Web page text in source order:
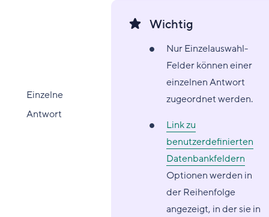
Einzelne
Antwort
Wichtig
Nur Einzelauswahl-
Felder können einer
einzelnen Antwort
zugeordnet werden.
Link zu
benutzerdefinierten
Datenbankfeldern
Optionen werden in
der Reihenfolge
angezeigt, in der sie in